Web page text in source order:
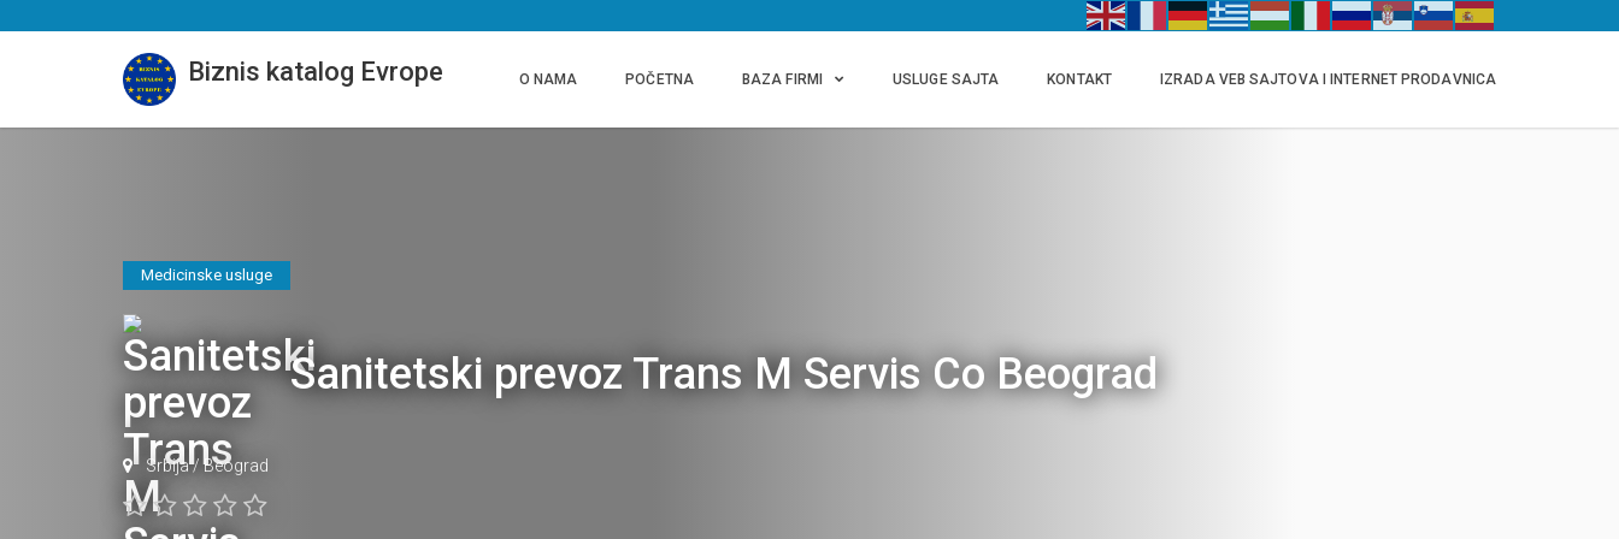
Biznis katalog Evrope O NAMA POČETNA BAZA FIRMI USLUGE SAJTA KONTAKT IZRADA VEB SAJTOVA I INTERNET PRODAVNICA
Medicinske usluge
Sanitetski prevoz Trans M Servis Co Beograd
Srbija/Beograd